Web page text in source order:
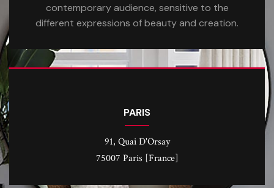
contemporary audience, sensitive to the
different expressions of beauty and creation.
PARIS
91, Quai D'Orsay
75007 Paris [France]